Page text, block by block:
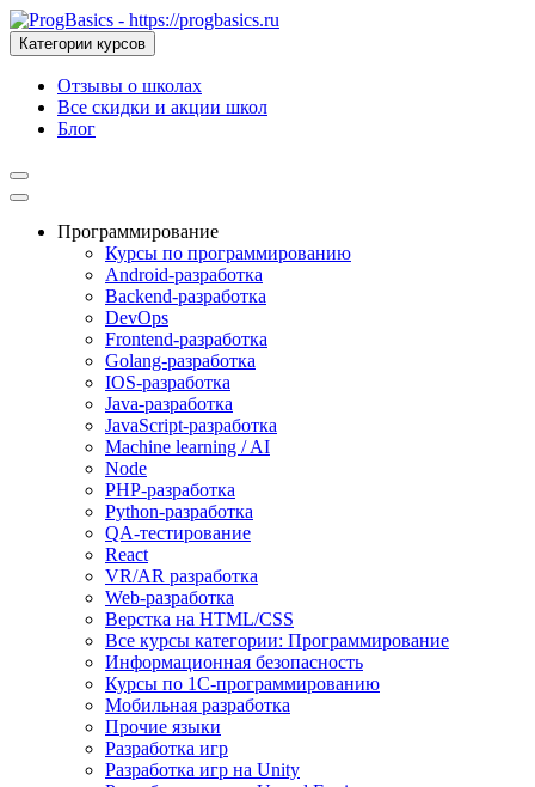
Категории курсов
Отзывы о школах
Все скидки и акции школ
Блог
Программирование
Курсы по программированию
Android-разработка
Backend-разработка
DevOps
Frontend-разработка
Golang-разработка
IOS-разработка
Java-разработка
JavaScript-разработка
Machine learning / AI
Node
PHP-разработка
Python-разработка
QA-тестирование
React
VR/AR разработка
Web-разработка
Верстка на HTML/CSS
Все курсы категории: Программирование
Информационная безопасность
Курсы по 1С-программированию
Мобильная разработка
Прочие языки
Разработка игр
Разработка игр на Unity